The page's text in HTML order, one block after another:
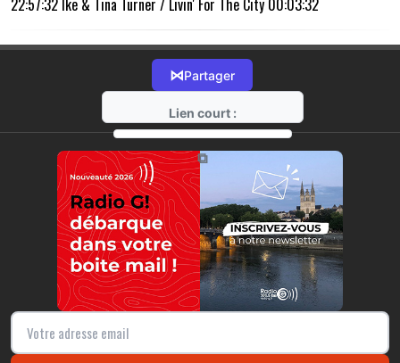
22:57:32 Ike & Tina Turner / Livin' For The City 00:03:32
⋈Partager
Lien court :
https://radio-g.fr?17424
⧉